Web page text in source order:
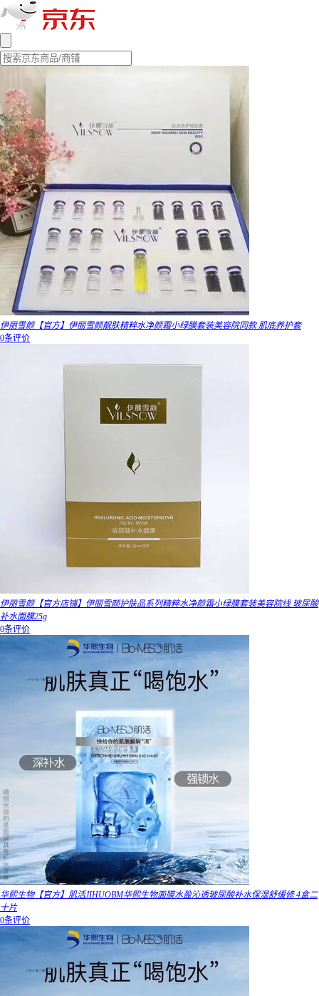
伊丽雪颜【官方】伊丽雪颜靓肤精粹水净颜霜小绿膜套装美容院同款 肌底养护套
0条评价
伊丽雪颜【官方店铺】伊丽雪颜护肤品系列精粹水净颜霜小绿膜套装美容院线 玻尿酸
补水面膜25g
0条评价
华熙生物【官方】肌活JIHUOBM华熙生物面膜水盈沁透玻尿酸补水保湿舒缓修 4盒二
十片
0条评价